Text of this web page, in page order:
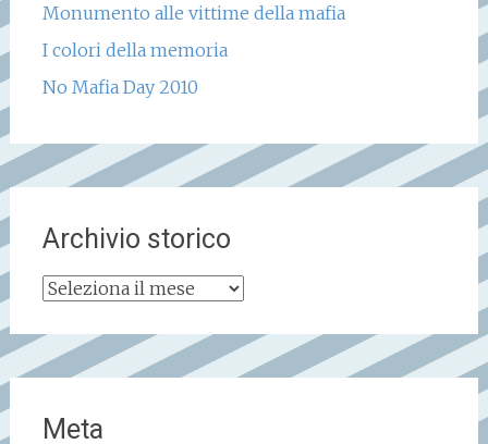
Monumento alle vittime della mafia
I colori della memoria
No Mafia Day 2010
Archivio storico
Archivio
Meta